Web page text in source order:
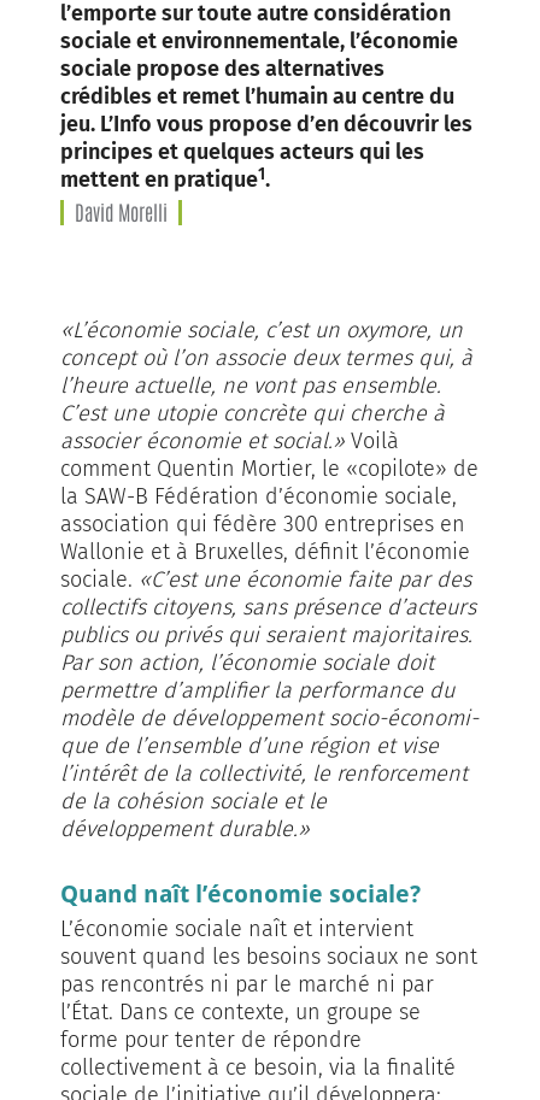
l’emporte sur toute autre considération
sociale et environnementale, l’économie
sociale propose des alternatives
crédibles et remet l’humain au centre du
jeu. L’Info vous propose d’en découvrir les
principes et quelques acteurs qui les
mettent en pratique1.
David Morelli
«L’économie sociale, c’est un oxymore, un
concept où l’on associe deux termes qui, à
l’heure actuelle, ne vont pas ensemble.
C’est une utopie concrète qui cherche à
associer économie et social.» Voilà
comment Quentin Mortier, le «copilote» de
la SAW-B Fédération d’économie sociale,
association qui fédère 300 entreprises en
Wallonie et à Bruxelles, définit l’économie
sociale. «C’est une économie faite par des
collectifs citoyens, sans présence d’acteurs
publics ou privés qui seraient majoritaires.
Par son action, l’économie sociale doit
permettre d’amplifier la performance du
modèle de développement socio-économi­
que de l’ensemble d’une région et vise
l’intérêt de la collectivité, le renforcement
de la cohésion sociale et le
développement durable.»
Quand naît l’économie sociale?
L’économie sociale naît et intervient
souvent quand les besoins sociaux ne sont
pas rencontrés ni par le marché ni par
l’État. Dans ce contexte, un groupe se
forme pour tenter de répondre
collectivement à ce besoin, via la finalité